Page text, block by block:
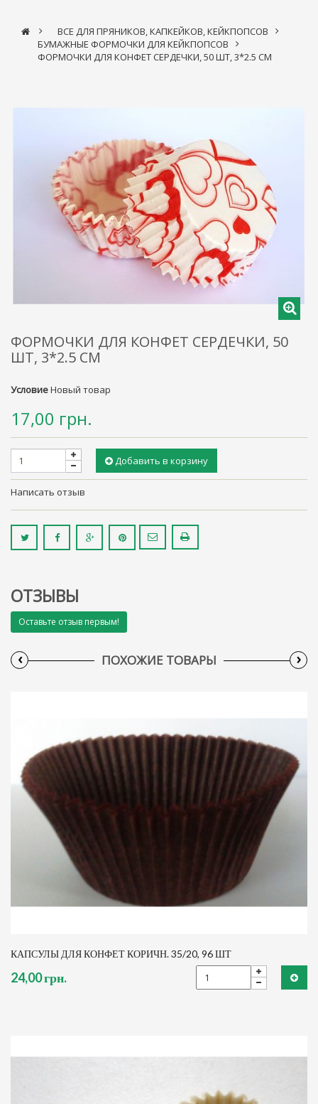
>
ВСЕ ДЛЯ ПРЯНИКОВ, КАПКЕЙКОВ, КЕЙКПОПСОВ
БУМАЖНЫЕ ФОРМОЧКИ ДЛЯ КЕЙКПОПСОВ
ФОРМОЧКИ ДЛЯ КОНФЕТ СЕРДЕЧКИ, 50 ШТ, 3*2.5 СМ
ФОРМОЧКИ ДЛЯ КОНФЕТ СЕРДЕЧКИ, 50
ШТ, 3*2.5 СМ
УсловиеНовый товар
17,00 грн.
Добавить в корзину
Написать отзыв
ОТЗЫВЫ
Оставьте отзыв первым!
ПОХОЖИЕ ТОВАРЫ
‹ ›
КАПСУЛЫ ДЛЯ КОНФЕТ КОРИЧН. 35/20, 96 ШТ
24,00 грн.